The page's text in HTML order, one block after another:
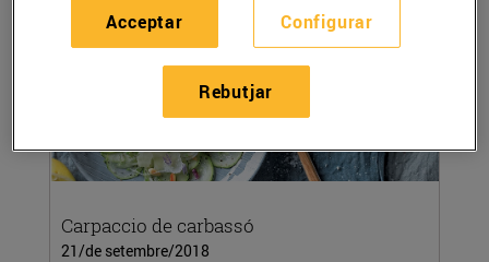
Carpaccio de carbassó
21/de setembre/2018
Configurar
Rebutjar
Acceptar